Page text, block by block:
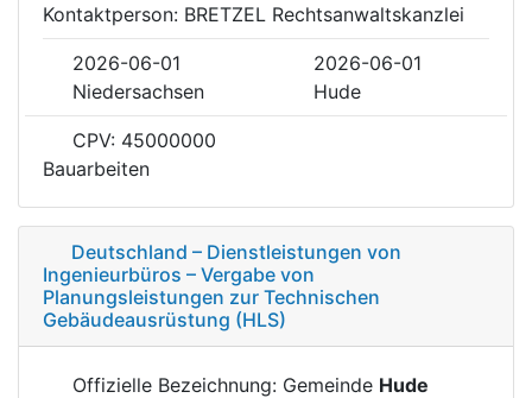
Kontaktperson: BRETZEL Rechtsanwaltskanzlei
2026-06-01
2026-06-01
Niedersachsen
Hude
CPV: 45000000
Bauarbeiten
Deutschland – Dienstleistungen von
Ingenieurbüros – Vergabe von
Planungsleistungen zur Technischen
Gebäudeausrüstung (HLS)
Offizielle Bezeichnung: Gemeinde Hude